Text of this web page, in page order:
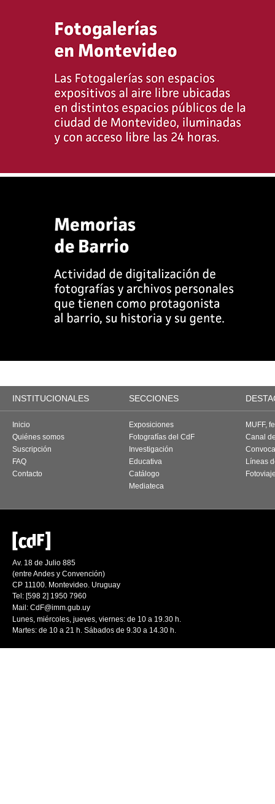
INSTITUCIONALES SECCIONES
Inicio
Quiénes somos
Suscripción
FAQ
Contacto
Exposiciones
Fotografías del CdF
Investigación
Educativa
Catálogo
Mediateca
MUFF,
Canal
Líneas
Av. 18 de Julio 885
(entre Andes y Convención)
CP 11100. Montevideo. Uruguay
Tel: [598 2] 1950 7960
Mail: CdF@imm.gub.uy
Lunes, miércoles, jueves, viernes: de 10 a 19.30 h.
Martes: de 10 a 21 h. Sábados de 9.30 a 14.30 h.